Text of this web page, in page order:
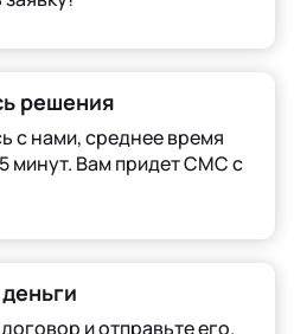
решения
с нами, среднее время
минут. Вам придет СМС с
и отправьте его.